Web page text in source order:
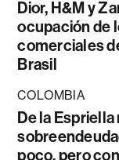
Dior, H&M y
ocupación de
comerciales
Brasil
COLOMBIA
De la
poco, pero